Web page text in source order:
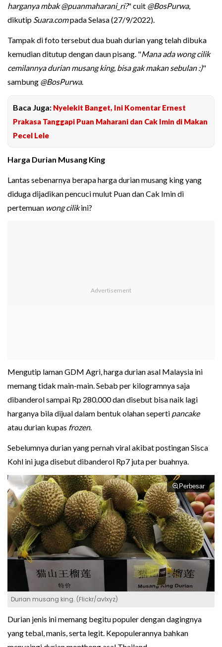
harganya mbak @puanmaharani_ri?" cuit @BosPurwa,
dikutip Suara.compada Selasa (27/9/2022).
Tampak di foto tersebut dua buah durian yang telah dibuka
kemudian ditutup dengan daun pisang. "Mana ada wong cilik
cemilannya durian musang king, bisa gak makan sebulan :)"
sambung @BosPurwa.
Baca Juga: Nyelekit Banget, Ini Komentar Ernest
Prakasa Tanggapi Puan Maharani dan Cak Imin di Makan
Pecel Lele
Harga Durian Musang King
Lantas sebenarnya berapa harga durian musang king yang
diduga dijadikan pencuci mulut Puan dan Cak Imin di
pertemuan wong cilikini?
Mengutip laman GDM Agri, harga durian asal Malaysia ini
memang tidak main-main. Sebab per kilogramnya saja
dibanderol sampai Rp 280.000 dan disebut bisa naik lagi
harganya bila dijual dalam bentuk olahan seperti pancake
atau durian kupas frozen.
Sebelumnya durian yang pernah viral akibat postingan Sisca
Kohl ini juga disebut dibanderol Rp7 juta per buahnya.
Perbesar
Durian musang king. (Flickr/avlxyz)
Durian jenis ini memang begitu populer dengan dagingnya
yang tebal, manis, serta legit. Kepopulerannya bahkan